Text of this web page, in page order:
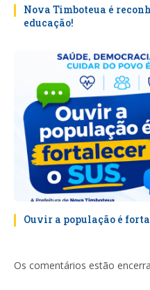
Nova Timboteua é
educação!
Ouvir a população é
Os comentários estão